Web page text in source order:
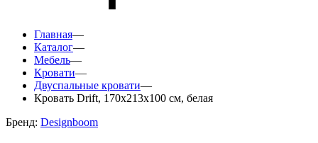
Главная—
Каталог—
Мебель—
Кровати—
Двуспальные кровати—
Кровать Drift, 170x213х100 см, белая
Бренд: Designboom